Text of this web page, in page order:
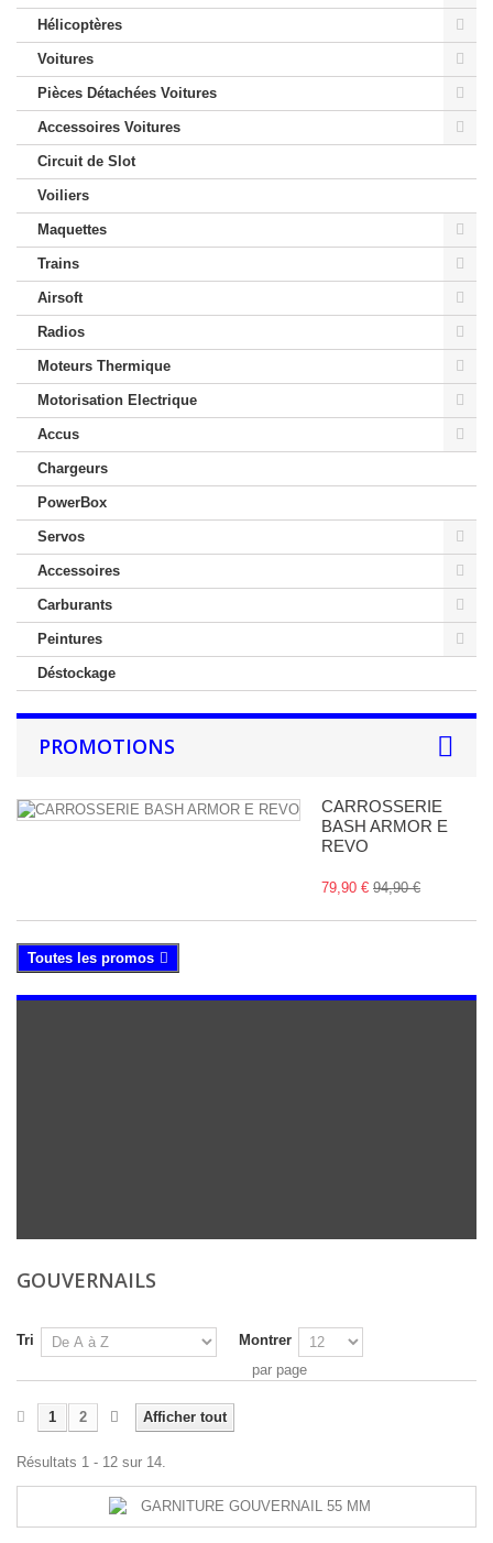
Hélicoptères
Voitures
Pièces Détachées Voitures
Accessoires Voitures
Circuit de Slot
Voiliers
Maquettes
Trains
Airsoft
Radios
Moteurs Thermique
Motorisation Electrique
Accus
Chargeurs
PowerBox
Servos
Accessoires
Carburants
Peintures
Déstockage
PROMOTIONS
CARROSSERIE
BASH ARMOR E
REVO
79,90 € 94,90 €
Toutes les promos
GOUVERNAILS
Tri
Montrer
par page
Afficher tout
1 2
Résultats 1 - 12 sur 14.